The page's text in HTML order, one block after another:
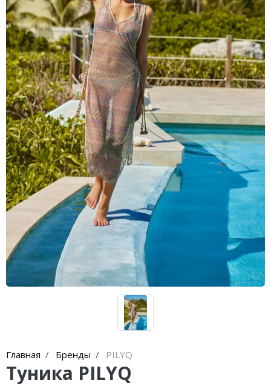
Главная Бренды PILYQ
Туника PILYQ
чашечками
Купальники танкини
Купальники с плавками слипы
Купальники с плавками танга